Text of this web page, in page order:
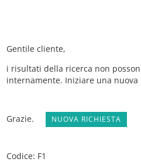
Gentile cliente,
i risultati della ricerca non
internamente. Iniziare una
Grazie. NUOVA RICHIESTA
Codice: F1